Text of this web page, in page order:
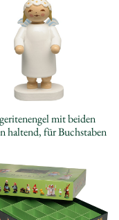
mit beiden
haltend, für Buchstaben